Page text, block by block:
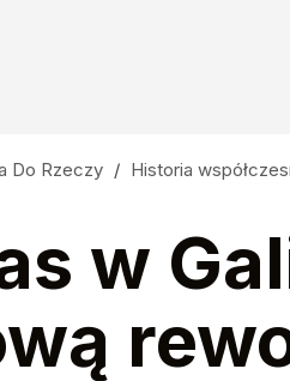
Do Rzeczy / Historia
w